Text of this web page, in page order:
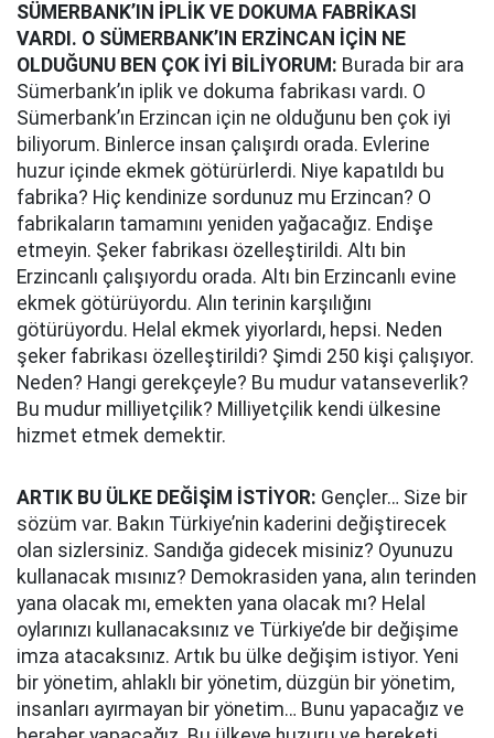
SÜMERBANK’IN İPLİK VE DOKUMA FABRİKASI
VARDI. O SÜMERBANK’IN ERZİNCAN İÇİN NE
OLDUĞUNU BEN ÇOK İYİ BİLİYORUM: Burada bir ara
Sümerbank’ın iplik ve dokuma fabrikası vardı. O
Sümerbank’ın Erzincan için ne olduğunu ben çok iyi
biliyorum. Binlerce insan çalışırdı orada. Evlerine
huzur içinde ekmek götürürlerdi. Niye kapatıldı bu
fabrika? Hiç kendinize sordunuz mu Erzincan? O
fabrikaların tamamını yeniden yağacağız. Endişe
etmeyin. Şeker fabrikası özelleştirildi. Altı bin
Erzincanlı çalışıyordu orada. Altı bin Erzincanlı evine
ekmek götürüyordu. Alın terinin karşılığını
götürüyordu. Helal ekmek yiyorlardı, hepsi. Neden
şeker fabrikası özelleştirildi? Şimdi 250 kişi çalışıyor.
Neden? Hangi gerekçeyle? Bu mudur vatanseverlik?
Bu mudur milliyetçilik? Milliyetçilik kendi ülkesine
hizmet etmek demektir.
ARTIK BU ÜLKE DEĞİŞİM İSTİYOR: Gençler… Size bir
sözüm var. Bakın Türkiye’nin kaderini değiştirecek
olan sizlersiniz. Sandığa gidecek misiniz? Oyunuzu
kullanacak mısınız? Demokrasiden yana, alın terinden
yana olacak mı, emekten yana olacak mı? Helal
oylarınızı kullanacaksınız ve Türkiye’de bir değişime
imza atacaksınız. Artık bu ülke değişim istiyor. Yeni
bir yönetim, ahlaklı bir yönetim, düzgün bir yönetim,
insanları ayırmayan bir yönetim… Bunu yapacağız ve